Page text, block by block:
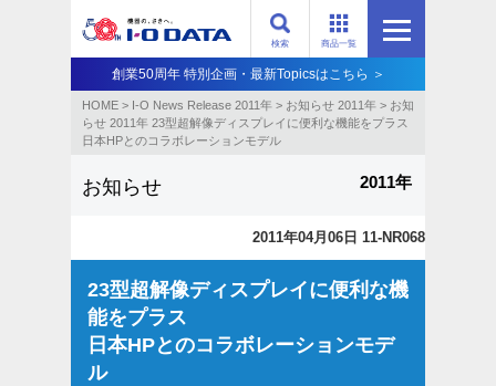
商品一覧
検索
創業50周年 特別企画・最新Topicsはこちら ＞
HOME > I-O News Release 2011年 > お知らせ 2011年 > お知
らせ 2011年 23型超解像ディスプレイに便利な機能をプラス
日本HPとのコラボレーションモデル
お知らせ 2011年
2011年04月06日 11-NR068
23型超解像ディスプレイに便利な機
能をプラス
日本HPとのコラボレーションモデ
ル